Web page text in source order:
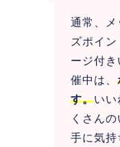
通常、メ
ズポイン
ージ付き
催中は、
す。いい
くさん
手に気持